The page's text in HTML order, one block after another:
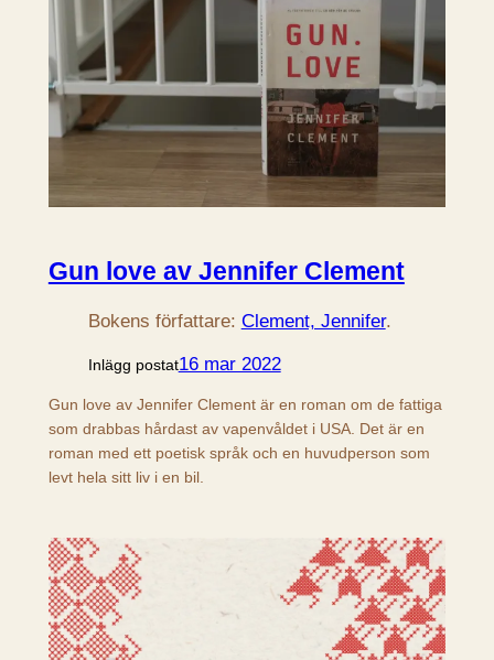
Gun love av Jennifer Clement
Bokens författare: Clement, Jennifer.
Inlägg postat16 mar 2022
Gun love av Jennifer Clement är en roman om de fattiga
som drabbas hårdast av vapenvåldet i USA. Det är en
roman med ett poetisk språk och en huvudperson som
levt hela sitt liv i en bil.